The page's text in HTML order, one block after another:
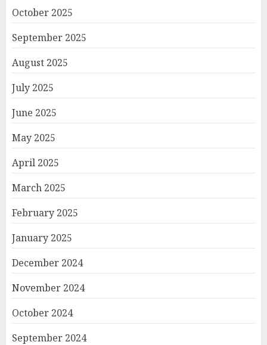
October 2025
September 2025
August 2025
July 2025
June 2025
May 2025
April 2025
March 2025
February 2025
January 2025
December 2024
November 2024
October 2024
September 2024